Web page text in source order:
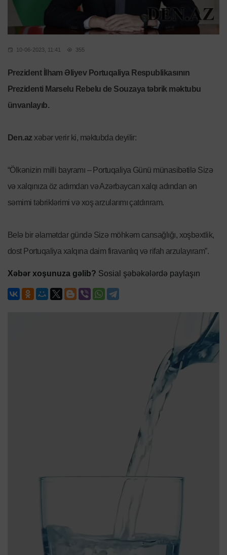
10-06-2023, 11:41 355
Prezident İlham Əliyev Portuqaliya Respublikasının
Prezidenti Marselu Rebelu de Souzaya təbrik məktubu
ünvanlayıb.
Den.az xəbər verir ki, məktubda deyilir:
“Ölkənizin milli bayramı – Portuqaliya Günü münasibətilə Sizə
və xalqınıza öz adımdan və Azərbaycan xalqı adından ən
səmimi təbriklərimi və xoş arzularımı çatdırıram.
Belə bir əlamətdar gündə Sizə möhkəm cansağlığı, xoşbəxtlik,
dost Portuqaliya xalqına daim firavanlıq və rifah arzulayıram”.
Xəbər xoşunuza gəlib? Sosial şəbəkələrdə paylaşın